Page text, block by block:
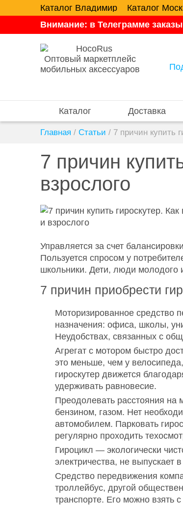
Каталог Владимир Каталог
Внимание: в Телеграмме
Оптовый маркетплейс
мобильных аксессуаров
Каталог Доставка
Главная / Статьи / 7 причин купить
7 причин
взрослого
Управляется за счет
Пользуется спросом у
школьники. Дети, люди молодого
7 причин приобрести
Моторизированное средство
назначения: офиса, школы,
Неудобствах, связанных с
Агрегат с мотором быстро
это меньше, чем у
гироскутер движется
удерживать равновесие.
Преодолевать расстояния на
бензином, газом. Нет
автомобилем. Парковать
регулярно проходить
Гироцикл — экологически
электричества, не
Средство передвижения
троллейбус, другой
транспорте. Его можно взять